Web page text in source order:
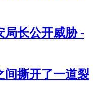
局长公开威胁 -
间撕开了一道裂